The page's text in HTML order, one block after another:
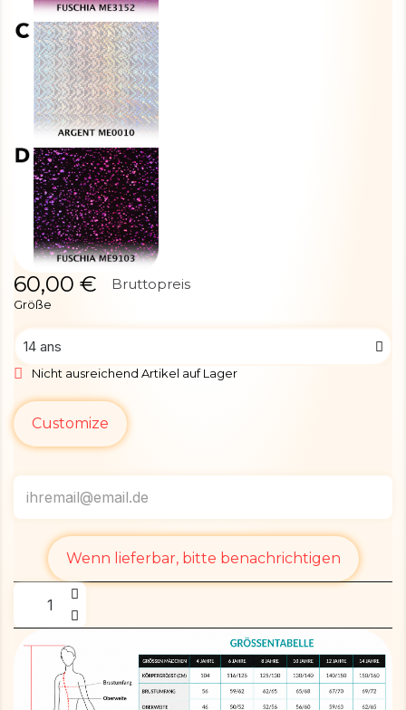
60,00 € Bruttopreis
Größe
Nicht ausreichend Artikel auf Lager
Customize
Wenn lieferbar, bitte benachrichtigen